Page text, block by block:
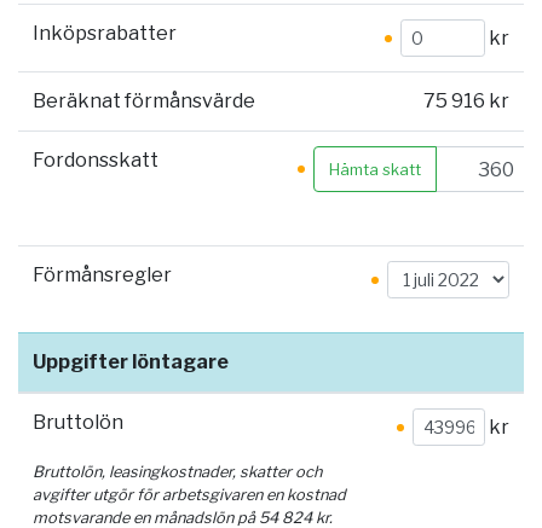
Inköpsrabatter kr
Beräknat förmånsvärde 75 916 kr
Fordonsskatt Hämta skatt
Förmånsregler
Uppgifter löntagare
Bruttolön kr
Bruttolön, leasingkostnader, skatter och
avgifter utgör för arbetsgivaren en kostnad
motsvarande en månadslön på 54 824kr.